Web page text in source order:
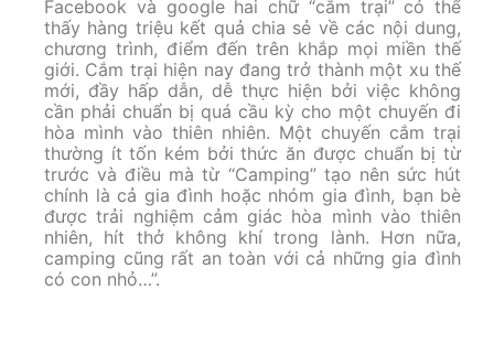
Facebook và google hai chữ “cắm trại” có thể
thấy hàng triệu kết quả chia sẻ về các nội dung,
chương trình, điểm đến trên khắp mọi miền thế
giới. Cắm trại hiện nay đang trở thành một xu thế
mới, đầy hấp dẫn, dễ thực hiện bởi việc không
cần phải chuẩn bị quá cầu kỳ cho một chuyến đi
hòa mình vào thiên nhiên. Một chuyến cắm trại
thường ít tốn kém bởi thức ăn được chuẩn bị từ
trước và điều mà từ “Camping” tạo nên sức hút
chính là cả gia đình hoặc nhóm gia đình, bạn bè
được trải nghiệm cảm giác hòa mình vào thiên
nhiên, hít thở không khí trong lành. Hơn nữa,
camping cũng rất an toàn với cả những gia đình
có con nhỏ…”.